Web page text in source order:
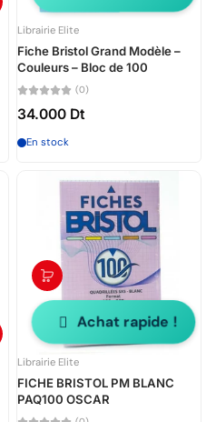
Librairie Elite
Fiche Bristol Grand Modèle –
Couleurs – Bloc de 100
(0)
34.000 Dt
En stock
Achat rapide !
Librairie Elite
FICHE BRISTOL PM BLANC
PAQ100 OSCAR